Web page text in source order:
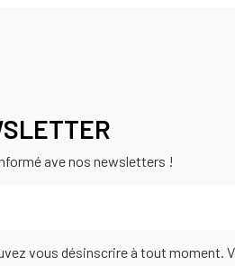
ave nos newsletters !
vous désinscrire à tout moment.